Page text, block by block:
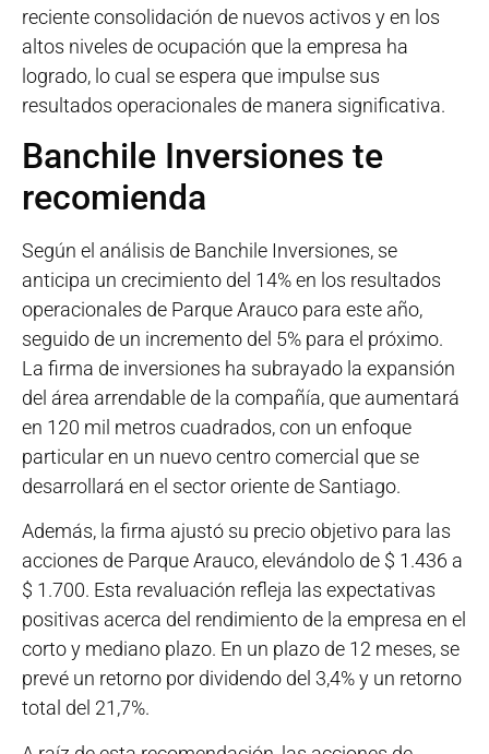
reciente consolidación de nuevos activos y en los
altos niveles de ocupación que la empresa ha
logrado, lo cual se espera que impulse sus
resultados operacionales de manera significativa.
Banchile Inversiones te
recomienda
Según el análisis de Banchile Inversiones, se
anticipa un crecimiento del 14% en los resultados
operacionales de Parque Arauco para este año,
seguido de un incremento del 5% para el próximo.
La firma de inversiones ha subrayado la expansión
del área arrendable de la compañía, que aumentará
en 120 mil metros cuadrados, con un enfoque
particular en un nuevo centro comercial que se
desarrollará en el sector oriente de Santiago.
Además, la firma ajustó su precio objetivo para las
acciones de Parque Arauco, elevándolo de $ 1.436 a
$ 1.700. Esta revaluación refleja las expectativas
positivas acerca del rendimiento de la empresa en el
corto y mediano plazo. En un plazo de 12 meses, se
prevé un retorno por dividendo del 3,4% y un retorno
total del 21,7%.